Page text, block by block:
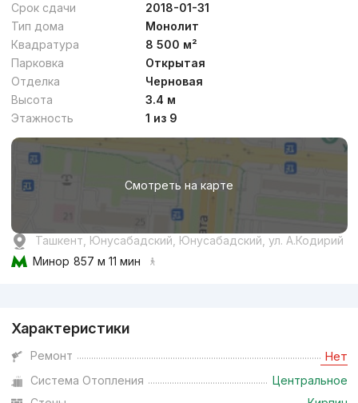
Срок сдачи
2018-01-31
Тип дома
Монолит
Квадратура
8 500 м²
Парковка
Открытая
Отделка
Черновая
Высота
3.4 м
Этажность
1 из 9
Смотреть на карте
Ташкент, Юнусабадский, Юнусабадский, ул. А.Кодирий
Минор 857 м 11 мин
Характеристики
Ремонт Нет
Система Отопления
Центральное